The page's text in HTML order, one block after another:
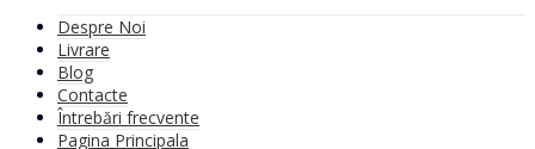
Despre Noi
Livrare
Blog
Contacte
Întrebări frecvente
Pagina Principala